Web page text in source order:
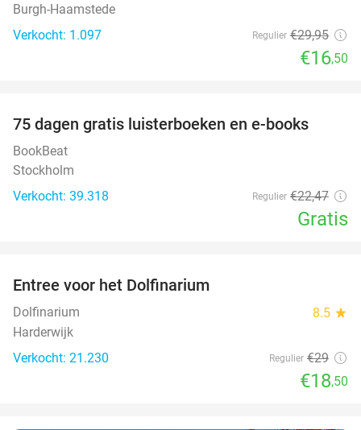
Burgh-Haamstede
Verkocht: 1.097
Regulier €29,95
€16,50
75 dagen gratis luisterboeken en e-books
BookBeat
Stockholm
Verkocht: 39.318
Regulier €22,47
Gratis
Entree voor het Dolfinarium
Dolfinarium 8.5 star
Harderwijk
Verkocht: 21.230
Regulier €29
€18,50